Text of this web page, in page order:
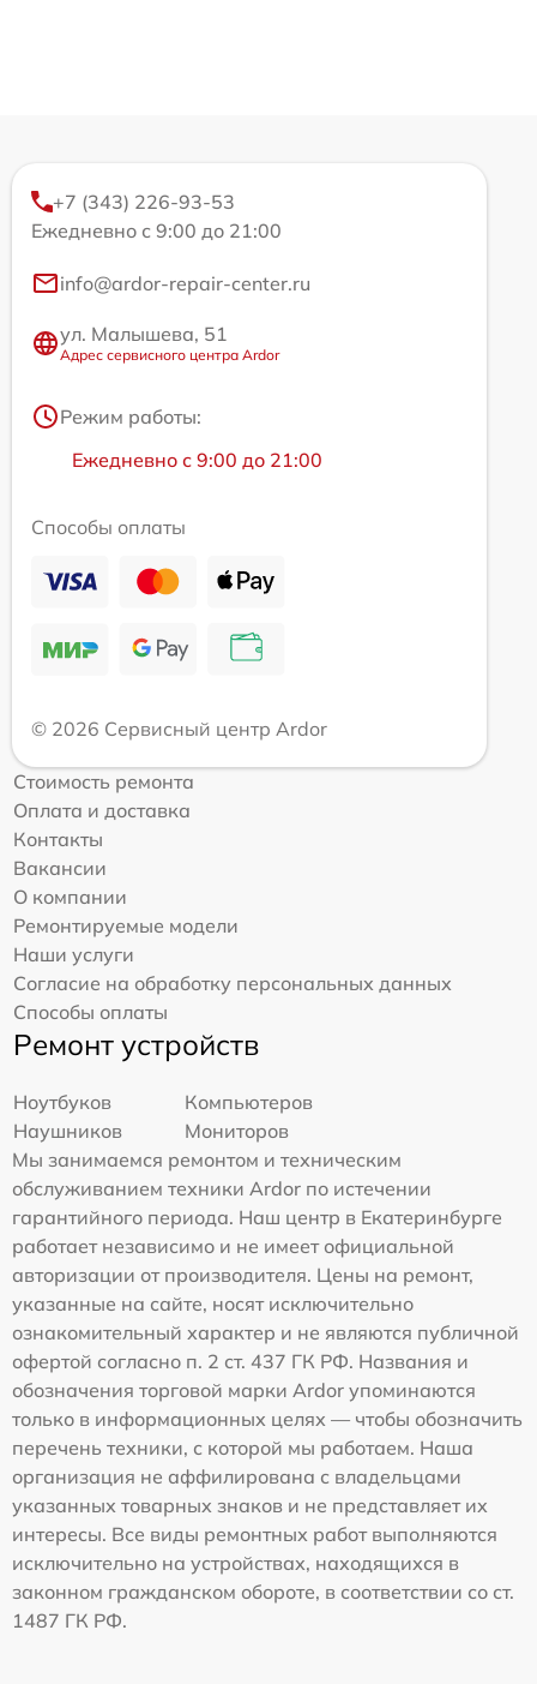
+7 (343) 226-93-53
Ежедневно с 9:00 до 21:00
info@ardor-repair-center.ru
ул. Малышева, 51
Адрес сервисного центра Ardor
Режим работы:
Ежедневно с 9:00 до 21:00
Способы оплаты
© 2026 Сервисный центр Ardor
Стоимость ремонта
Оплата и доставка
Контакты
Вакансии
О компании
Ремонтируемые модели
Наши услуги
Согласие на обработку персональных данных
Способы оплаты
Ремонт устройств
Ноутбуков
Компьютеров
Наушников
Мониторов
Мы занимаемся ремонтом и техническим
обслуживанием техники Ardor по истечении
гарантийного периода. Наш центр в Екатеринбурге
работает независимо и не имеет официальной
авторизации от производителя. Цены на ремонт,
указанные на сайте, носят исключительно
ознакомительный характер и не являются публичной
офертой согласно п. 2 ст. 437 ГК РФ. Названия и
обозначения торговой марки Ardor упоминаются
только в информационных целях — чтобы обозначить
перечень техники, с которой мы работаем. Наша
организация не аффилирована с владельцами
указанных товарных знаков и не представляет их
интересы. Все виды ремонтных работ выполняются
исключительно на устройствах, находящихся в
законном гражданском обороте, в соответствии со ст.
1487 ГК РФ.